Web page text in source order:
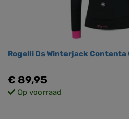
Rogelli Ds Winterjack
€ 89,95
Op voorraad